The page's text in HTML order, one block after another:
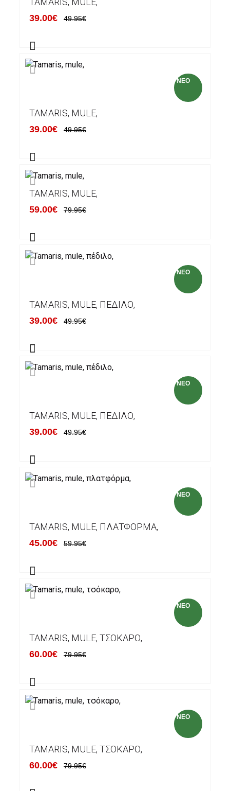
39.00€ 49.95€
NEO
TAMARIS, MULE,
39.00€ 49.95€
TAMARIS, MULE,
59.00€ 79.95€
NEO
TAMARIS, MULE, ΠΈΔΙΛΟ,
39.00€ 49.95€
NEO
TAMARIS, MULE, ΠΈΔΙΛΟ,
39.00€ 49.95€
NEO
TAMARIS, MULE, ΠΛΑΤΦΌΡΜΑ,
45.00€ 59.95€
NEO
TAMARIS, MULE, ΤΣΌΚΑΡΟ,
60.00€ 79.95€
NEO
TAMARIS, MULE, ΤΣΌΚΑΡΟ,
60.00€ 79.95€